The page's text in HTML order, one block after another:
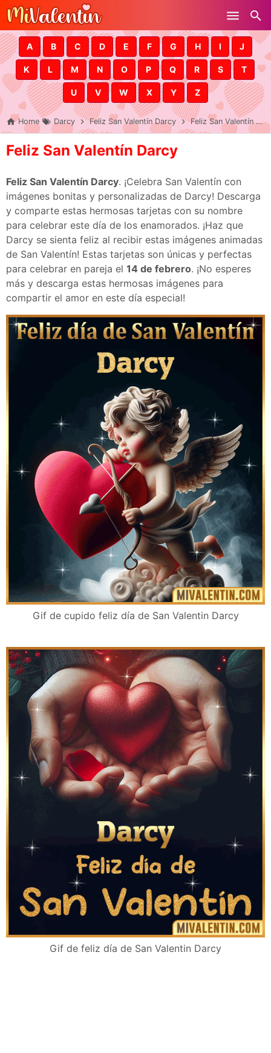
Skip to main content
A B C D E F G H I J
K L M N O P Q R S T
U V W X Y Z
Home Darcy Feliz San Valentín Darcy Feliz San Valentín Darcy
Feliz San Valentín Darcy
Feliz San Valentín Darcy. ¡Celebra San Valentín con
imágenes bonitas y personalizadas de Darcy! Descarga
y comparte estas hermosas tarjetas con su nombre
para celebrar este día de los enamorados. ¡Haz que
Darcy se sienta feliz al recibir estas imágenes animadas
de San Valentín! Estas tarjetas son únicas y perfectas
para celebrar en pareja el 14 de febrero. ¡No esperes
más y descarga estas hermosas imágenes para
compartir el amor en este día especial!
Gif de cupido feliz día de San Valentin Darcy
Gif de feliz día de San Valentin Darcy